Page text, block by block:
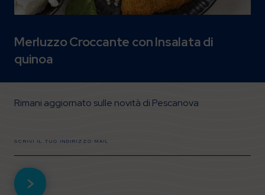
Merluzzo Croccante con Insalata di
quinoa
Rimani aggiornato sulle novità di Pescanova